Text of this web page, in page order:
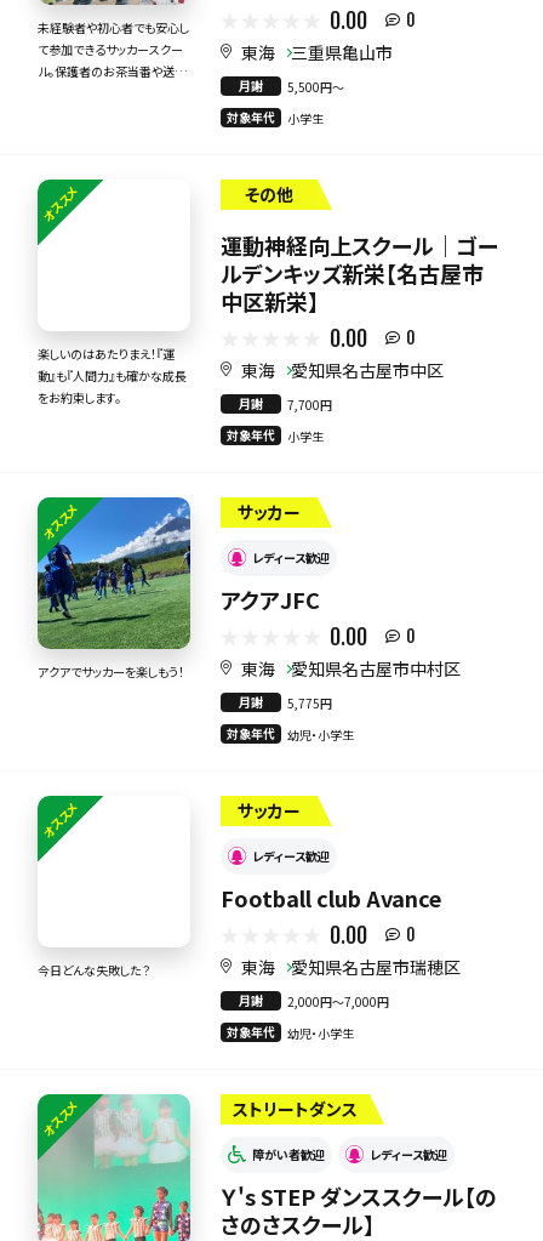
未経験者や初心者でも安心し
て参加できるサッカースクー
ル。保護者のお茶当番や送迎
0.00 0
東海 三重県亀山市
月謝
5,500円〜
対象年代
小学生
オススメ
楽しいのはあたりまえ！『運
動』も『人間力』も確かな成長
をお約束します。
その他
運動神経向上スクール｜ゴー
ルデンキッズ新栄【名古屋市
中区新栄】
0.00 0
東海 愛知県名古屋市中区
月謝
7,700円
対象年代
小学生
オススメ
アクアでサッカーを楽しもう！
サッカー
レディース歓迎
アクアJFC
0.00 0
東海 愛知県名古屋市中村区
月謝
5,775円
対象年代
幼児・小学生
オススメ
今日どんな失敗した？
サッカー
レディース歓迎
Football club Avance
0.00 0
東海 愛知県名古屋市瑞穂区
月謝
2,000円〜7,000円
対象年代
幼児・小学生
オススメ ストリートダンス
障がい者歓迎 レディース歓迎
Ｙ's STEP ダンススクール【の
さのさスクール】